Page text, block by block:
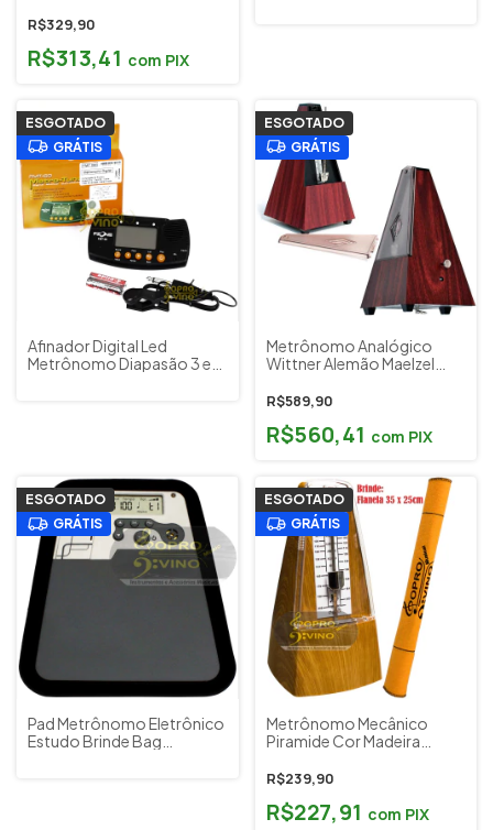
Cód. DP 8414
R$329,90
R$313,41 com PIX
ESGOTADO
GRÁTIS
Afinador Digital Led
Metrônomo Diapasão 3 em
ESGOTADO
GRÁTIS
Metrônomo Analógico
Wittner Alemão Maelzel
R$589,90
R$560,41 com PIX
ESGOTADO
GRÁTIS
Pad Metrônomo Eletrônico
Estudo Brinde Bag
ESGOTADO
GRÁTIS
Metrônomo Mecânico
Piramide Cor Madeira
R$239,90
R$227,91 com PIX